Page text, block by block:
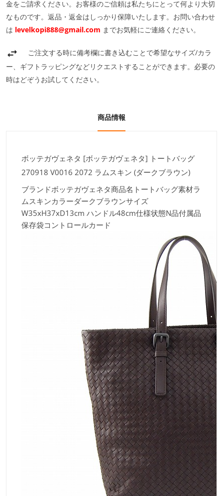
金をご請求ください。お客様のご信頼は私たちにとって何より大切
なものです。返品・返金はしっかり保障いたします。お問い合わせ
は levelkopi888@gmail.com までお気軽にご連絡ください。
ご注文する時に備考欄に書き込むことで希望なサイズ/カラ
ー、ギフトラッピングなどリクエストすることができます。必要の
時はどぞうお試してください。
商品情報
ボッテガヴェネタ [ボッテガヴェネタ] トートバッグ
270918 V0016 2072 ラムスキン (ダークブラウン)
ブランドボッテガヴェネタ商品名 トートバッグ素材ラ
ムスキンカラーダークブラウンサイズ
W35xH37xD13cm ハンドル48cm仕様状態N品付属品
保存袋コントロールカード